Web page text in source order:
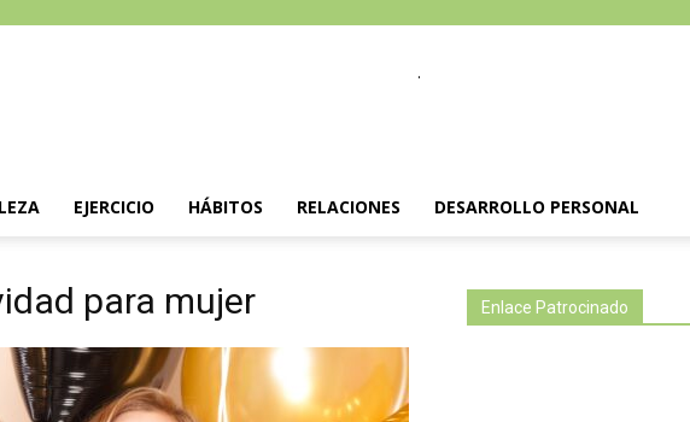
.
EJERCICIO HÁBITOS RELACIONES DESARROLLO PERSONAL
para mujer Enlace Patrocinado